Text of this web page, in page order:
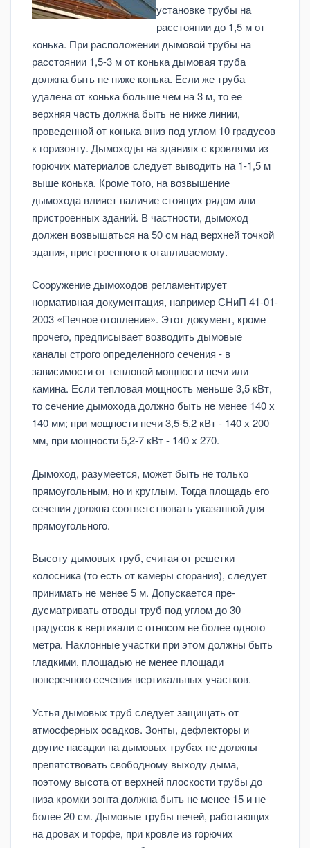
установке трубы на
расстоянии до 1,5 м от
конька. При расположении дымовой трубы на
расстоянии 1,5-3 м от конька дымовая труба
должна быть не ниже конька. Если же труба
удалена от конька больше чем на 3 м, то ее
верхняя часть должна быть не ниже линии,
проведенной от конька вниз под углом 10 градусов
к горизонту. Дымоходы на зданиях с кровлями из
горючих материалов следует выводить на 1-1,5 м
выше конька. Кроме того, на возвышение
дымохода влияет наличие стоящих рядом или
пристроенных зданий. В частности, дымоход
должен возвышаться на 50 см над верхней точкой
здания, пристроенного к отапливаемому.
Сооружение дымоходов регламентирует
нормативная документация, например СНиП 41-01-
2003 «Печное отопление». Этот документ, кроме
прочего, предписывает возводить дымовые
каналы строго определенного сечения - в
зависимости от тепловой мощности печи или
камина. Если тепловая мощность меньше 3,5 кВт,
то сечение дымохода должно быть не менее 140 х
140 мм; при мощности печи 3,5-5,2 кВт - 140 х 200
мм, при мощности 5,2-7 кВт - 140 х 270.
Дымоход, разумеется, может быть не только
прямоугольным, но и круглым. Тогда площадь его
сечения должна соответствовать указанной для
прямоугольного.
Высоту дымовых труб, считая от решетки
колосника (то есть от камеры сгорания), следует
принимать не менее 5 м. Допускается пре­
дусматривать отводы труб под углом до 30
градусов к вертикали с относом не более одного
метра. Наклонные участки при этом должны быть
гладкими, площадью не менее площади
поперечного сечения вертикальных участков.
Устья дымовых труб следует защищать от
атмосферных осадков. Зонты, дефлекторы и
другие насадки на дымовых трубах не должны
препятствовать свободному выходу дыма,
поэтому высота от верхней плоскости трубы до
низа кромки зонта должна быть не менее 15 и не
более 20 см. Дымовые трубы печей, работающих
на дровах и торфе, при кровле из горючих